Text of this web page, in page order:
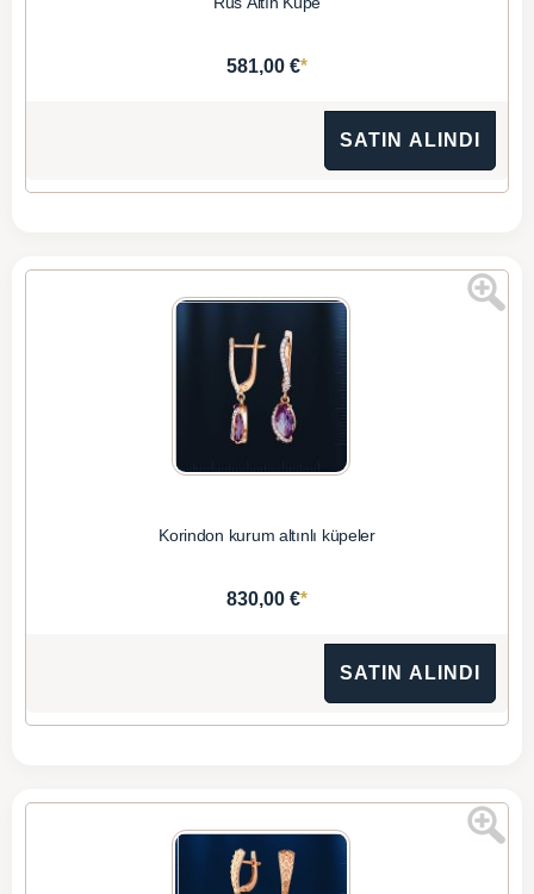
581,00 €*
SATIN ALINDI
Korindon kurum altınlı küpeler
830,00 €*
SATIN ALINDI